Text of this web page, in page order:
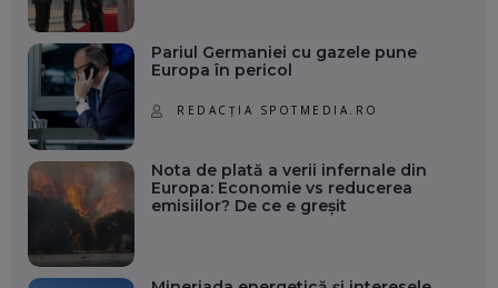
Pariul Germaniei cu gazele pune
Europa în pericol
REDACȚIA SPOTMEDIA.RO
Nota de plată a verii infernale din
Europa: Economie vs reducerea
emisiilor? De ce e greșit